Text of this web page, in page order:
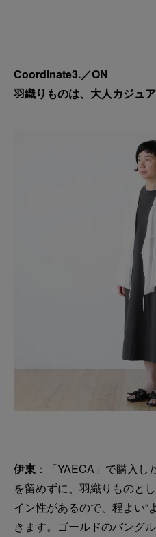
Coordinate3.／ON
羽織りものは、大人カジュ
伊東 ：「YAECA」で購入
を留めずに、羽織りものと
イン性があるので、程よい“
きます。ゴールドのバング